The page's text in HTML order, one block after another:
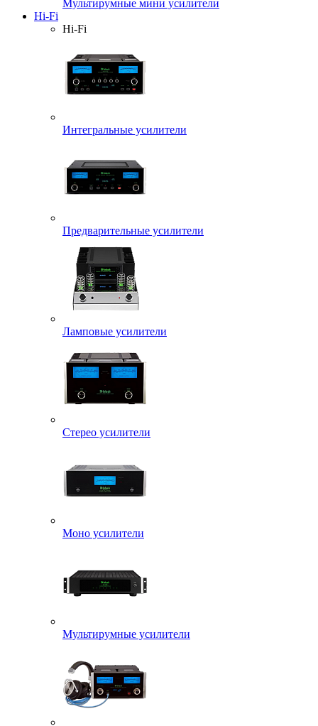
Мультирумные мини усилители
Hi-Fi
Hi-Fi
Интегральные усилители
Предварительные усилители
Ламповые усилители
Стерео усилители
Моно усилители
Мультирумные усилители